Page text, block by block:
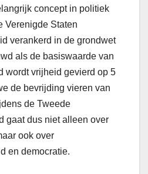
concept in politiek
Verenigde Staten
verankerd in de grondwet
als de basiswaarde van
wordt vrijheid gevierd op 5
de bevrijding vieren van
de Tweede
gaat dus niet alleen over
ook over
en democratie.